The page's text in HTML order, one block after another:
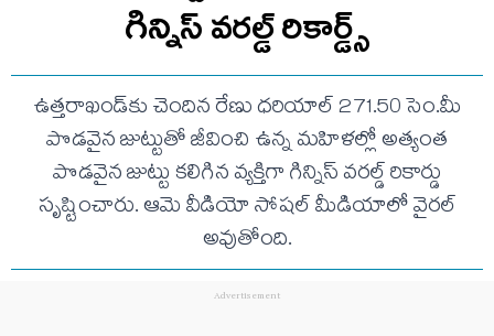
గిన్నిస్ వరల్డ్ రికార్డ్స్
ఉత్తరాఖండ్‌కు చెందిన రేణు ధరియాల్ 271.50 సెం.మీ
పొడవైన జుట్టుతో జీవించి ఉన్న మహిళల్లో అత్యంత
పొడవైన జుట్టు కలిగిన వ్యక్తిగా గిన్నిస్ వరల్డ్ రికార్డు
సృష్టించారు. ఆమె వీడియో సోషల్ మీడియాలో వైరల్
అవుతోంది.